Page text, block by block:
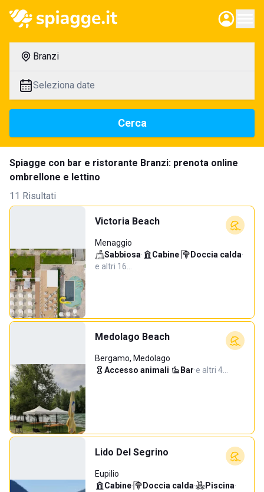
Branzi
Seleziona date
Cerca
Spiagge con bar e ristorante Branzi: prenota online
ombrellone e lettino
11 Risultati
Victoria Beach
Menaggio
Sabbiosa· Cabine· Doccia calda·
e altri 16…
Medolago Beach
Bergamo, Medolago
Accesso animali· Bar·e altri 4…
Lido Del Segrino
Eupilio
Cabine· Doccia calda· Piscina·